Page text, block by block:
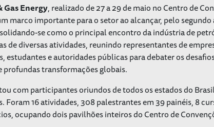
Gas Energy, realizado de 27 a 29 de maio no Centro de
marco importante para o setor ao alcançar, pelo
se como o principal encontro da indústria de
de diversas atividades, reunindo representantes de
estudantes e autoridades públicas para debater os
profundas transformações globais.
com participantes oriundos de todos os estados do
Foram 16 atividades, 308 palestrantes em 39 painéis, 8
ocupando dois pavilhões inteiros do Centro de